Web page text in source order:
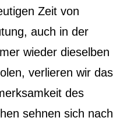
Zeit von
auch in der
wieder dieselben
verlieren wir das
des
sehnen sich nach